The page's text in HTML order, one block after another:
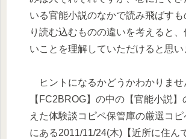
いる官能小説のなかで読み飛ばすも
り読む込むものの違いを考えると、
いことを理解していただけると思い
ヒントになるかどうかわかりませ
【FC2BROG】の中の【官能小説
えた体験談コピペ保管庫の厳選コピ
にある2011/11/24(木)【近所に住ん